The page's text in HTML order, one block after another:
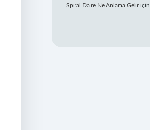
Spiral Daire Ne Anlama Geliriçin